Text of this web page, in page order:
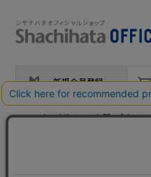
新規会員登録
ショッピングガイド お問い合わせ